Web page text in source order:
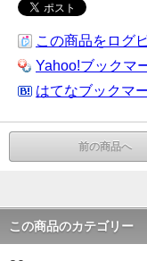
この商品をログ
Yahoo!ブックマ
はてなブックマ
前の商品へ
この商品のカテゴリー